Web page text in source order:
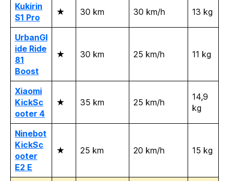
Kukirin
S1 Pro
★ 30 km 30 km/h 13 kg
UrbanGl
ide Ride
81
Boost
★ 30 km 25 km/h 11 kg
Xiaomi
KickSc
ooter 4
★ 35 km 25 km/h
14,9
kg
Ninebot
KickSc
ooter
E2 E
★ 25 km 20 km/h 15 kg